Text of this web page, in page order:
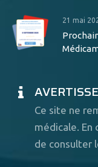
21 mai
Ce site ne
médicale. En
de consulter